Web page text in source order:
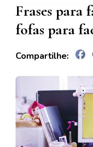
Frases para
fofas para